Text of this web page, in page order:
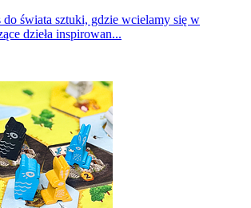
do świata sztuki, gdzie wcielamy się w
dzieła inspirowan...